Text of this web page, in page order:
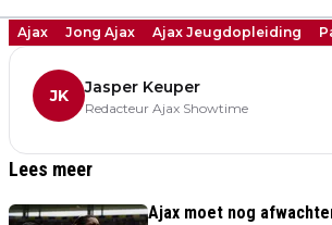
Ajax Jong Ajax Ajax Jeugdopleiding
JK Jasper Keuper
Redacteur Ajax Showtime
Lees meer
Ajax moet nog